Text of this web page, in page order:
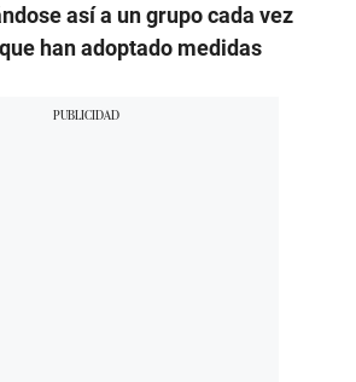
así a un grupo cada vez
han adoptado medidas